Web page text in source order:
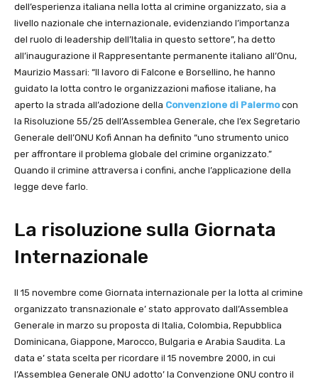
dell’esperienza italiana nella lotta al crimine organizzato, sia a
livello nazionale che internazionale, evidenziando l’importanza
del ruolo di leadership dell’Italia in questo settore”, ha detto
all’inaugurazione il Rappresentante permanente italiano all’Onu,
Maurizio Massari: “Il lavoro di Falcone e Borsellino, he hanno
guidato la lotta contro le organizzazioni mafiose italiane, ha
aperto la strada all’adozione della Convenzione di Palermocon
la Risoluzione 55/25 dell’Assemblea Generale, che l’ex Segretario
Generale dell’ONU Kofi Annan ha definito “uno strumento unico
per affrontare il problema globale del crimine organizzato.”
Quando il crimine attraversa i confini, anche l’applicazione della
legge deve farlo.
La risoluzione sulla Giornata
Internazionale
Il 15 novembre come Giornata internazionale per la lotta al crimine
organizzato transnazionale e’ stato approvato dall’Assemblea
Generale in marzo su proposta di Italia, Colombia, Repubblica
Dominicana, Giappone, Marocco, Bulgaria e Arabia Saudita. La
data e’ stata scelta per ricordare il 15 novembre 2000, in cui
l’Assemblea Generale ONU adotto’ la Convenzione ONU contro il